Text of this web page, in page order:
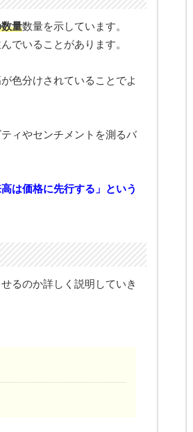
量数量を示しています。
でいることがあります。
色分けされていることでよ
ィやセンチメントを測るバ
高は価格に先行する」という
るのか詳しく説明していき